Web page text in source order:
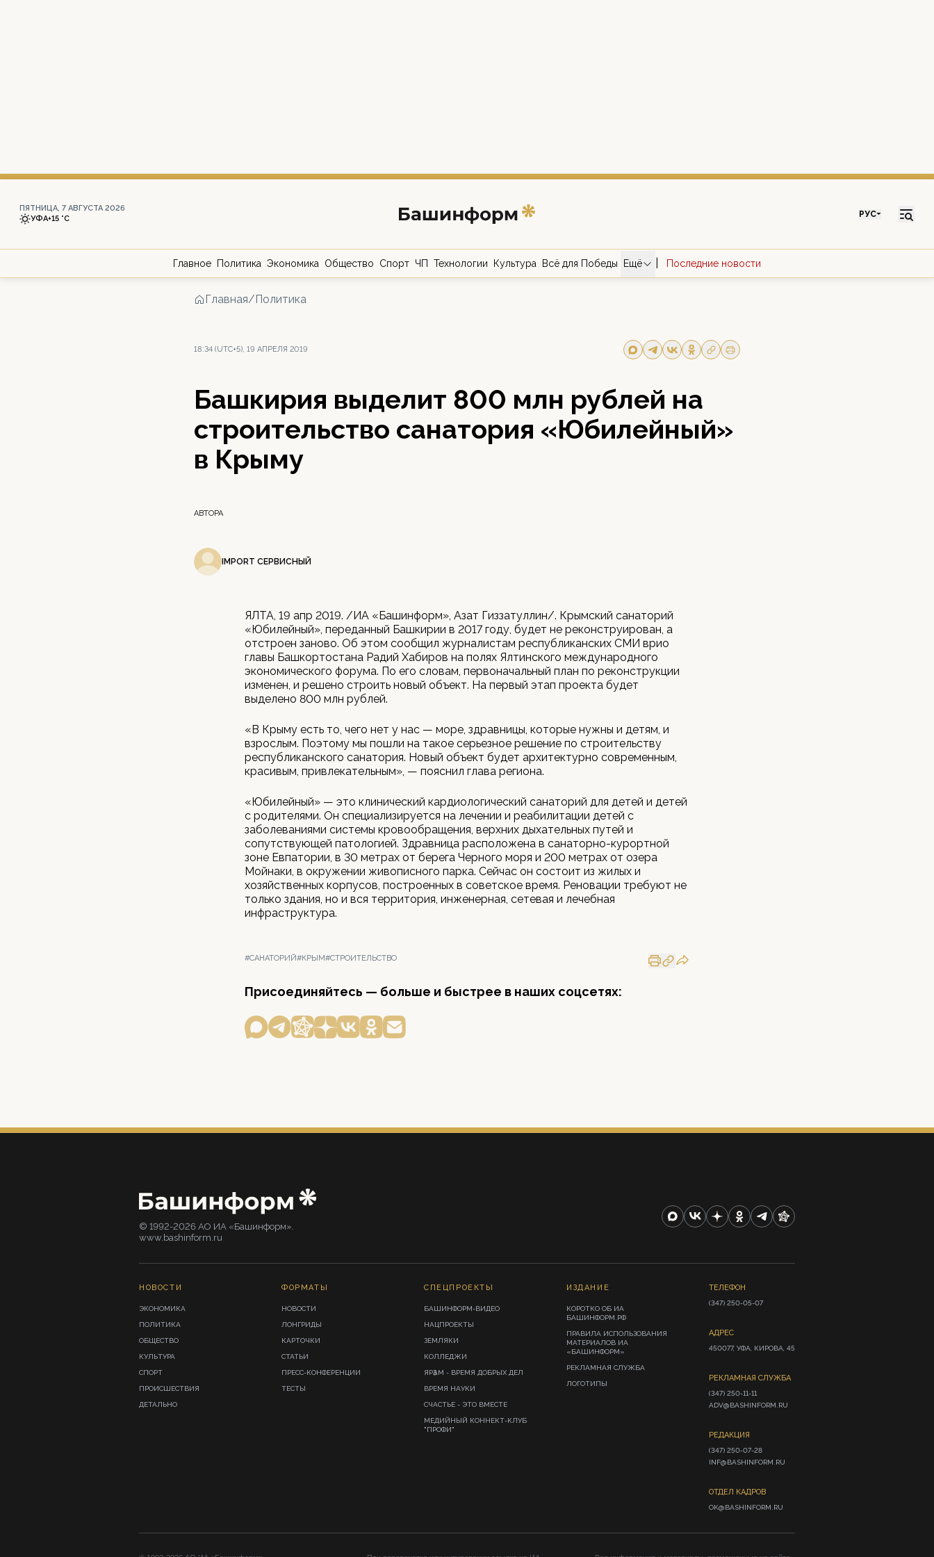
ПЯТНИЦА, 7 АВГУСТА 2026
УФА+15 °С РУС
Главное Политика Экономика Общество Спорт ЧП Технологии Культура Всё для Победы Ещё Последние новости
Главная/Политика
18:34 (UTC+5), 19 АПРЕЛЯ 2019
Башкирия выделит 800 млн рублей на
строительство санатория «Юбилейный»
в Крыму
АВТОРА
IMPORT СЕРВИСНЫЙ
ЯЛТА, 19 апр 2019. /ИА «Башинформ», Азат Гиззатуллин/. Крымский санаторий
«Юбилейный», переданный Башкирии в 2017 году, будет не реконструирован, а
отстроен заново. Об этом сообщил журналистам республиканских СМИ врио
главы Башкортостана Радий Хабиров на полях Ялтинского международного
экономического форума. По его словам, первоначальный план по реконструкции
изменен, и решено строить новый объект. На первый этап проекта будет
выделено 800 млн рублей.
«В Крыму есть то, чего нет у нас — море, здравницы, которые нужны и детям, и
взрослым. Поэтому мы пошли на такое серьезное решение по строительству
республиканского санатория. Новый объект будет архитектурно современным,
красивым, привлекательным», — пояснил глава региона.
«Юбилейный» — это клинический кардиологический санаторий для детей и детей
с родителями. Он специализируется на лечении и реабилитации детей с
заболеваниями системы кровообращения, верхних дыхательных путей и
сопутствующей патологией. Здравница расположена в санаторно-курортной
зоне Евпатории, в 30 метрах от берега Черного моря и 200 метрах от озера
Мойнаки, в окружении живописного парка. Сейчас он состоит из жилых и
хозяйственных корпусов, построенных в советское время. Реновации требуют не
только здания, но и вся территория, инженерная, сетевая и лечебная
инфраструктура.
#САНАТОРИЙ#КРЫМ#СТРОИТЕЛЬСТВО
Присоединяйтесь — больше и быстрее в наших соцсетях:
© 1992-2026 АО ИА «Башинформ».
www.bashinform.ru
НОВОСТИ
ЭКОНОМИКА
ПОЛИТИКА
ОБЩЕСТВО
КУЛЬТУРА
СПОРТ
ПРОИСШЕСТВИЯ
ДЕТАЛЬНО
ФОРМАТЫ
НОВОСТИ
ЛОНГРИДЫ
КАРТОЧКИ
СТАТЬИ
ПРЕСС-КОНФЕРЕНЦИИ
ТЕСТЫ
СПЕЦПРОЕКТЫ
БАШИНФОРМ-ВИДЕО
НАЦПРОЕКТЫ
ЗЕМЛЯКИ
КОЛЛЕДЖИ
ЯРҘАМ - ВРЕМЯ ДОБРЫХ ДЕЛ
ВРЕМЯ НАУКИ
СЧАСТЬЕ - ЭТО ВМЕСТЕ
МЕДИЙНЫЙ КОННЕКТ-КЛУБ
"ПРОФИ"
ИЗДАНИЕ
КОРОТКО ОБ ИА
БАШИНФОРМ.РФ
ПРАВИЛА ИСПОЛЬЗОВАНИЯ
МАТЕРИАЛОВ ИА
«БАШИНФОРМ»
РЕКЛАМНАЯ СЛУЖБА
ЛОГОТИПЫ
ТЕЛЕФОН
(347) 250-05-07
АДРЕС
450077, УФА, КИРОВА, 45
РЕКЛАМНАЯ СЛУЖБА
(347) 250-11-11
ADV@BASHINFORM.RU
РЕДАКЦИЯ
(347) 250-07-28
INF@BASHINFORM.RU
ОТДЕЛ КАДРОВ
OK@BASHINFORM.RU